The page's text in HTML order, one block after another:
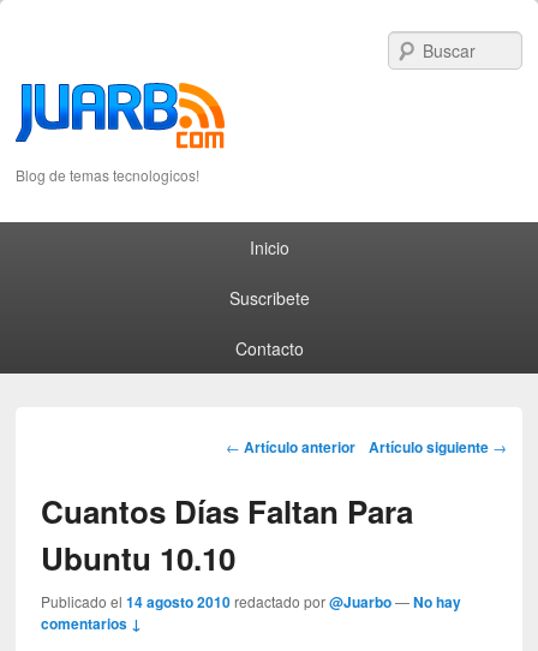
Blog de temas tecnologicos!
Inicio
Suscribete
Contacto
Post navigation
← Artículo anterior Artículo siguiente →
Cuantos Días Faltan Para
Ubuntu 10.10
Publicado el14 agosto 2010 redactado por@Juarbo —No hay
comentarios ↓